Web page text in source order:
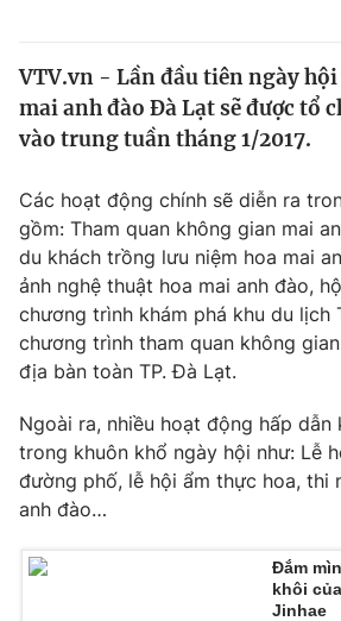
Thế giới
Thế giới đó đây
Câu chuyện quốc tế
Kinh tế
Tài chính
Thị trường
Góc doanh nghiệp
Dữ liệu và đời sống
Truyền hình
Phim VTV
Hậu trường
Nhân vật
Giải sao mai
Điện ảnh
Âm nhạc
Sao
Đời sống
Du lịch
Làm đẹp
Giáo dục
VTV.vn - Lần đầu tiên ngày
mai anh đào Đà Lạt sẽ được tổ
vào trung tuần tháng 1/2017.
Các hoạt động chính sẽ diễn ra
gồm: Tham quan không gian mai
du khách trồng lưu niệm hoa mai
ảnh nghệ thuật hoa mai anh đào,
chương trình khám phá khu du lịch
chương trình tham quan không
địa bàn toàn TP. Đà Lạt.
Ngoài ra, nhiều hoạt động hấp dẫn
trong khuôn khổ ngày hội như: Lễ
đường phố, lễ hội ẩm thực hoa, thi
anh đào…
Đắm
khôi
Jinhae